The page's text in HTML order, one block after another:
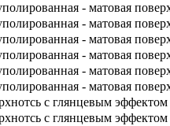
- матовая
- матовая
- матовая
- матовая
- матовая
- матовая
с глянцевым эффектом
с глянцевым эффектом